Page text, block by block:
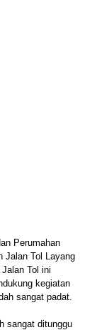
Perumahan
Jalan Tol Layang
Tol ini
kegiatan
sangat padat.
sangat ditunggu